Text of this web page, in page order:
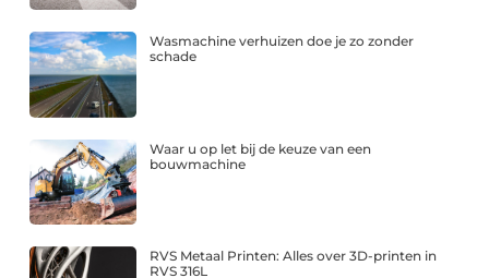
Wasmachine verhuizen doe je zo zonder
schade
Waar u op let bij de keuze van een
bouwmachine
RVS Metaal Printen: Alles over 3D-printen in
RVS 316L